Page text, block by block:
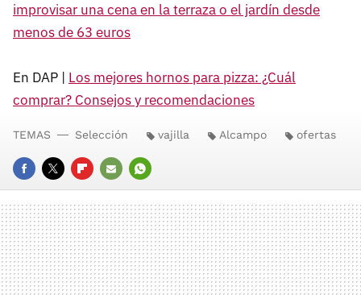
improvisar una cena en la terraza o el jardín desde
menos de 63 euros
En DAP | Los mejores hornos para pizza: ¿Cuál
comprar? Consejos y recomendaciones
FACEBOOK
TWITTERFLIPBOARD
E-
MAIL
WHATSAPP
TEMAS Selección vajilla Alcampo ofertas